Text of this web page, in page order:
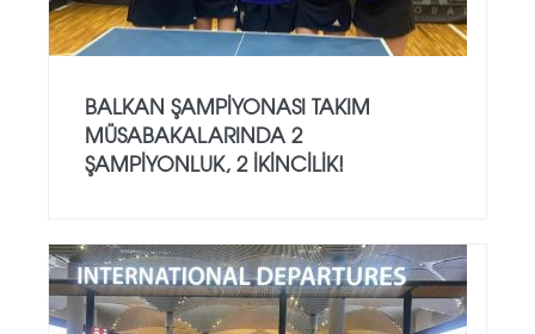
BALKAN ŞAMPIYONASI TAKIM
MÜSABAKALARINDA 2
ŞAMPIYONLUK, 2 İKINCILIK!